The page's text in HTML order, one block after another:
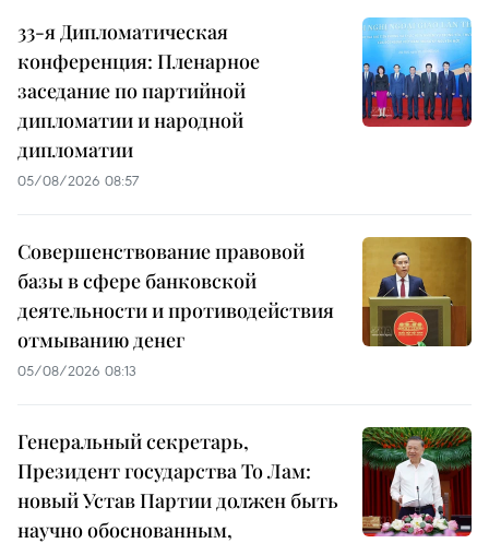
33-я Дипломатическая
конференция: Пленарное
заседание по партийной
дипломатии и народной
дипломатии
05/08/2026 08:57
Совершенствование правовой
базы в сфере банковской
деятельности и противодействия
отмыванию денег
05/08/2026 08:13
Генеральный секретарь,
Президент государства То Лам:
новый Устав Партии должен быть
научно обоснованным,